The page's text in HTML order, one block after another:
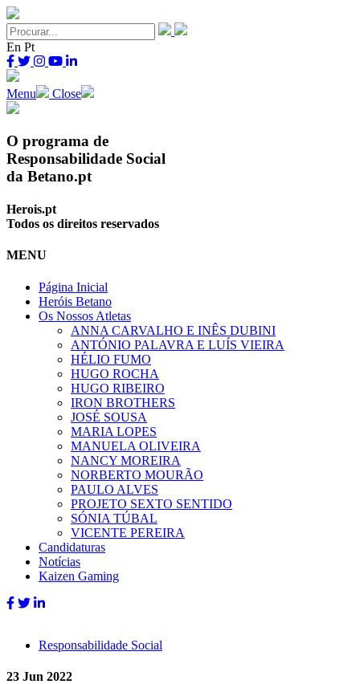
En Pt
Menu Close
O programa de
Responsabilidade Social
da Betano.pt
Herois.pt
Todos os direitos reservados
MENU
Página Inicial
Heróis Betano
Os Nossos Atletas
ANNA CARVALHO E INÊS DUBINI
ANTÓNIO PALAVRA E LUÍS VIEIRA
HÉLIO FUMO
HUGO ROCHA
HUGO RIBEIRO
IRON BROTHERS
JOSÉ SOUSA
MARIA LOPES
MANUELA OLIVEIRA
NANCY MOREIRA
NORBERTO MOURÃO
PAULO ALVES
PROJETO SEXTO SENTIDO
SÓNIA TÚBAL
VICENTE PEREIRA
Candidaturas
Notícias
Kaizen Gaming
Responsabilidade Social
23 Jun 2022